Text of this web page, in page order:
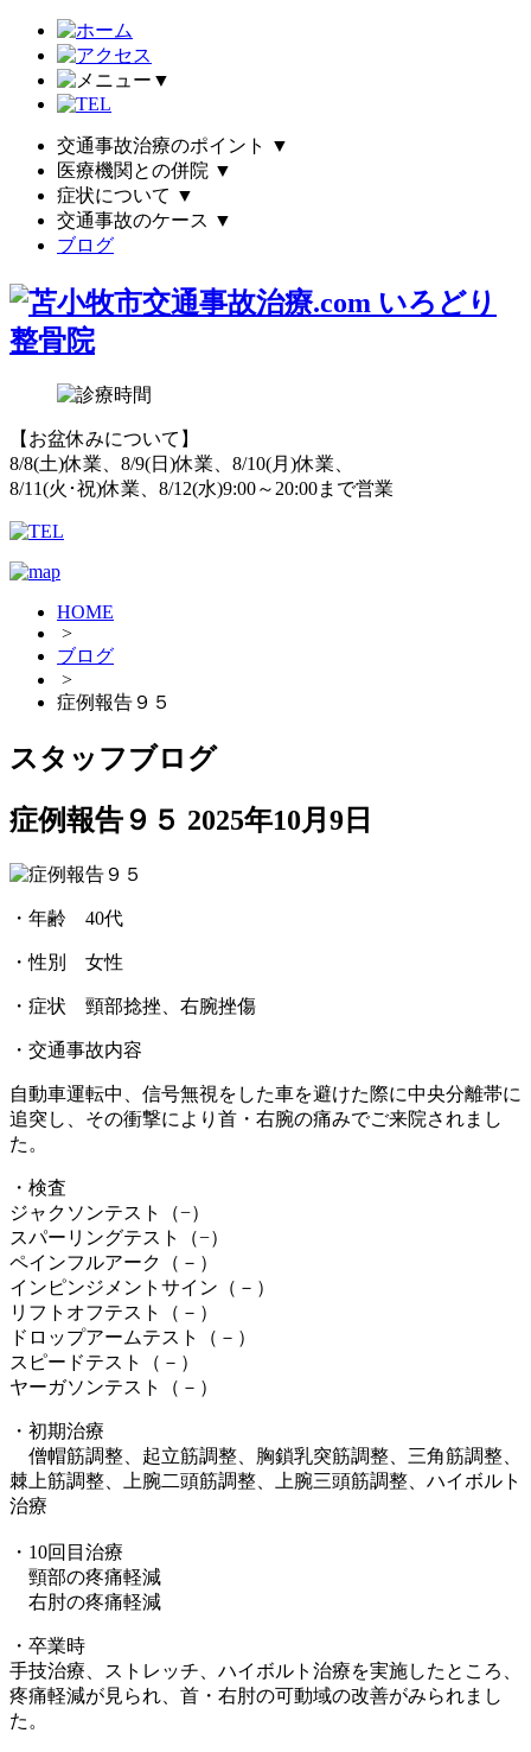
▼
交通事故治療のポイント
▼
医療機関との併院 ▼
症状について ▼
交通事故のケース ▼
ブログ
【お盆休みについて】
8/8(土)休業、8/9(日)休業、8/10(月)休業、
8/11(火･祝)休業、8/12(水)9:00～20:00まで営業
HOME
>
ブログ
>
症例報告９５
スタッフブログ
症例報告９５ 2025年10月9日
・年齢 40代
・性別 女性
・症状 頸部捻挫、右腕挫傷
・交通事故内容
自動車運転中、信号無視をした車を避けた際に中央分離帯に
追突し、その衝撃により首・右腕の痛みでご来院されまし
た。
・検査
ジャクソンテスト（−）
スパーリングテスト（−）
ペインフルアーク（－）
インピンジメントサイン（－）
リフトオフテスト（－）
ドロップアームテスト（－）
スピードテスト（－）
ヤーガソンテスト（－）
・初期治療
僧帽筋調整、起立筋調整、胸鎖乳突筋調整、三角筋調整、
棘上筋調整、上腕二頭筋調整、上腕三頭筋調整、ハイボルト
治療
・10回目治療
頸部の疼痛軽減
右肘の疼痛軽減
・卒業時
手技治療、ストレッチ、ハイボルト治療を実施したところ、
疼痛軽減が見られ、首・右肘の可動域の改善がみられまし
た。